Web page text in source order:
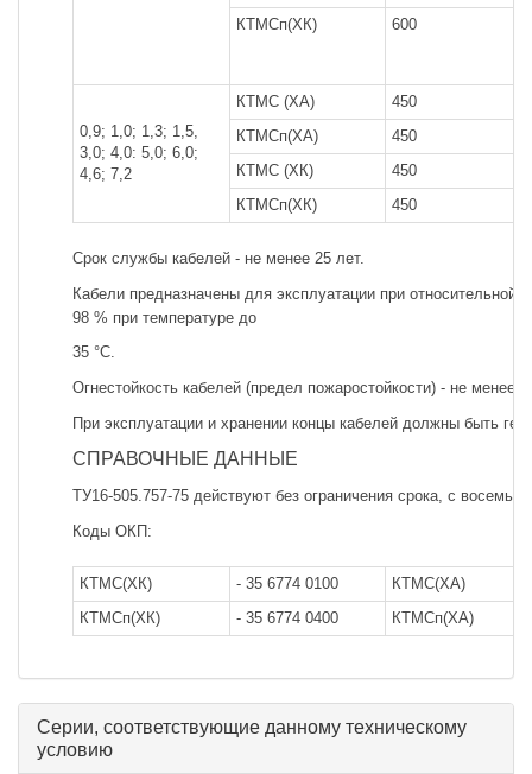
КТМСп(ХК)
600
0,9; 1,0; 1,3; 1,5,
3,0; 4,0: 5,0; 6,0;
4,6; 7,2
КТМС (ХА)
450
КТМСп(ХА)
450
КТМС (ХК)
450
КТМСп(ХК)
450
Срок службы кабелей - не менее 25 лет.
Кабели предназначены для эксплуатации при относительной
98 % при температуре до
35 °С.
Огнестойкость кабелей (предел пожаростойкости) - не менее
При эксплуатации и хранении концы кабелей должны быть
СПРАВОЧНЫЕ ДАННЫЕ
ТУ16-505.757-75 действуют без ограничения срока, с восемью
Коды ОКП:
КТМС(ХК) - 35 6774 0100
КТМС(ХА)
КТМСп(ХК)
- 35 6774 0400 КТМСп(ХА)
Серии, соответствующие данному техническому
условию